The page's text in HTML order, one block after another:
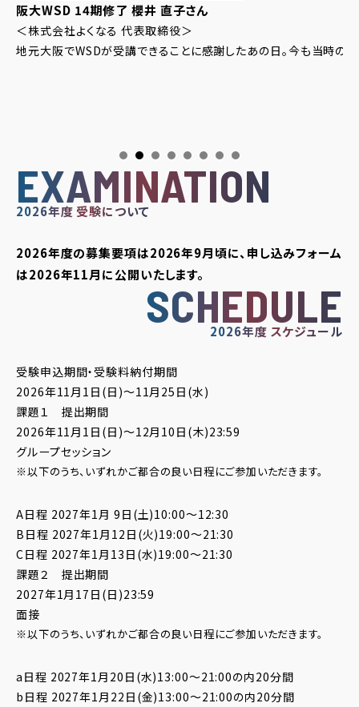
阪大WSD 14期修了 櫻井 直子さん
＜株式会社よくなる 代表取締役＞
地元大阪でWSDが受講できることに感謝したあの日。今も当時の
EXAMINATION
2026年度 受験について
2026年度の募集要項は2026年9月頃に、申し込みフォーム
は2026年11月に公開いたします。
SCHEDULE
2026年度 スケジュール
受験申込期間・受験料納付期間
2026年11月1日(日)〜11月25日(水)
課題１ 提出期間
2026年11月1日(日)〜12月10日(木)23:59
グループセッション
※以下のうち、いずれかご都合の良い日程にご参加いただきます。
A日程 2027年1月 9日(土)10:00～12:30
B日程 2027年1月12日(火)19:00～21:30
C日程 2027年1月13日(水)19:00～21:30
課題２ 提出期間
2027年1月17日(日)23:59
面接
※以下のうち、いずれかご都合の良い日程にご参加いただきます。
a日程 2027年1月20日(水)13:00～21:00の内20分間
b日程 2027年1月22日(金)13:00～21:00の内20分間